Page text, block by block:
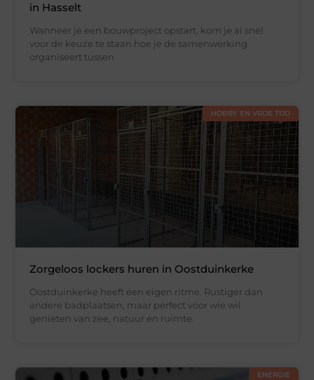
in Hasselt
Wanneer je een bouwproject opstart, kom je al snel
voor de keuze te staan hoe je de samenwerking
organiseert tussen
HOBBY EN VRIJE TIJD
Zorgeloos lockers huren in Oostduinkerke
Oostduinkerke heeft een eigen ritme. Rustiger dan
andere badplaatsen, maar perfect voor wie wil
genieten van zee, natuur en ruimte.
ENERGIE